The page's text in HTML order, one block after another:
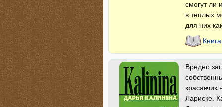
смогут ли
в теплых
для них
Вредно
красавчик
Лариске.